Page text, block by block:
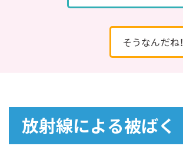
そうなんだね！
放射線による被ばく